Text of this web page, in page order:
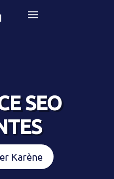
SEO
Karène